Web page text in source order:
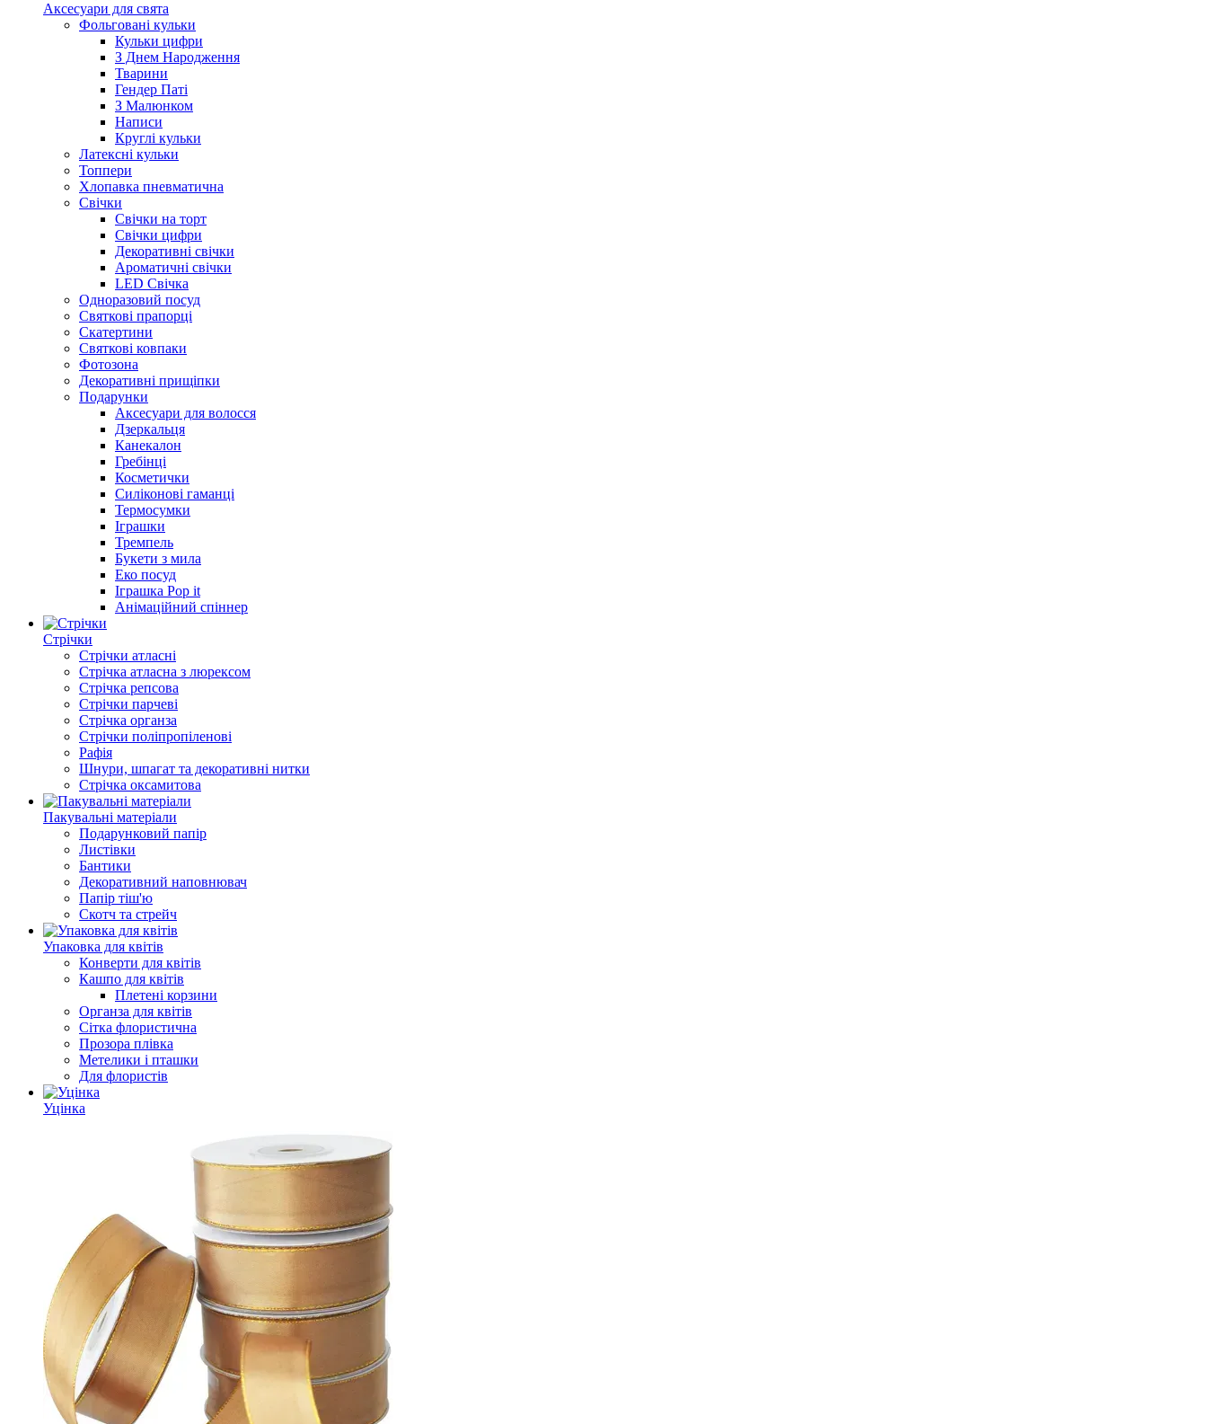
Аксесуари для свята
Фольговані кульки
Кульки цифри
З Днем Народження
Тварини
Гендер Паті
З Малюнком
Написи
Круглі кульки
Латексні кульки
Топпери
Хлопавка пневматична
Свічки
Свічки на торт
Свічки цифри
Декоративні свічки
Ароматичні свічки
LED Свiчка
Одноразовий посуд
Святкові прапорці
Скатертини
Святкові ковпаки
Фотозона
Декоративні прищіпки
Подарунки
Аксесуари для волосся
Дзеркальця
Канекалон
Гребінці
Косметички
Силіконові гаманці
Термосумки
Іграшки
Тремпель
Букети з мила
Еко посуд
Іграшка Рop it
Анімаційний спіннер
Стрічки
Стрічки атласні
Стрічка атласна з люрексом
Стрічка репсова
Стрічки парчеві
Стрічка органза
Стрічки поліпропіленові
Рафія
Шнури, шпагат та декоративні нитки
Стрічка оксамитова
Пакувальні матеріали
Подарунковий папір
Листівки
Бантики
Декоративний наповнювач
Папір тіш'ю
Скотч та стрейч
Упаковка для квітів
Конверти для квітів
Кашпо для квітів
Плетені корзини
Органза для квітів
Сітка флористична
Прозора плівка
Метелики і пташки
Для флористів
Уцінка